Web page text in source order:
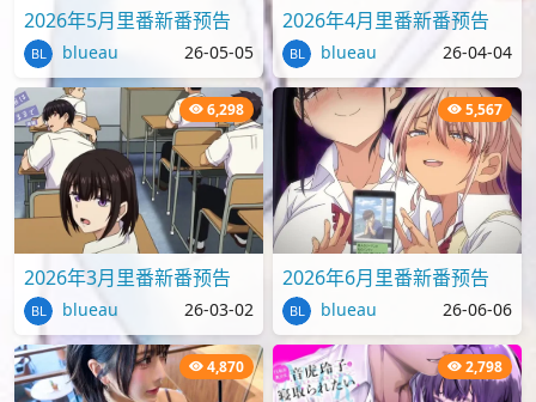
2026年5月里番新番预告
blueau 26-05-05
2026年4月里番新番预告
blueau 26-04-04
6,298
2026年3月里番新番预告
blueau 26-03-02
5,567
2026年6月里番新番预告
blueau 26-06-06
4,870 2,798